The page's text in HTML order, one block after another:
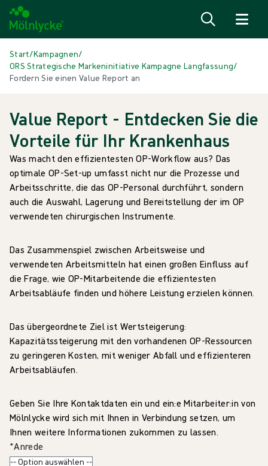
Start/Kampagnen/
ORS Strategische Markeninitiative Kampagne Langfassung/
Fordern Sie einen Value Report an
Value Report - Entdecken Sie die
Vorteile für Ihr Krankenhaus
Was macht den effizientesten OP-Workflow aus? Das
optimale OP-Set-up umfasst nicht nur die Prozesse und
Arbeitsschritte, die das OP-Personal durchführt, sondern
auch die Auswahl, Lagerung und Bereitstellung der im OP
verwendeten chirurgischen Instrumente.
Das Zusammenspiel zwischen Arbeitsweise und
verwendeten Arbeitsmitteln hat einen großen Einfluss auf
die Frage, wie OP-Mitarbeitende die effizientesten
Arbeitsabläufe finden und höhere Leistung erzielen können.
Das übergeordnete Ziel ist Wertsteigerung:
Kapazitätssteigerung mit den vorhandenen OP-Ressourcen
zu geringeren Kosten, mit weniger Abfall und effizienteren
Arbeitsabläufen.
Geben Sie Ihre Kontaktdaten ein und ein:e Mitarbeiter:in von
Mölnlycke wird sich mit Ihnen in Verbindung setzen, um
Ihnen weitere Informationen zukommen zu lassen.
*Anrede